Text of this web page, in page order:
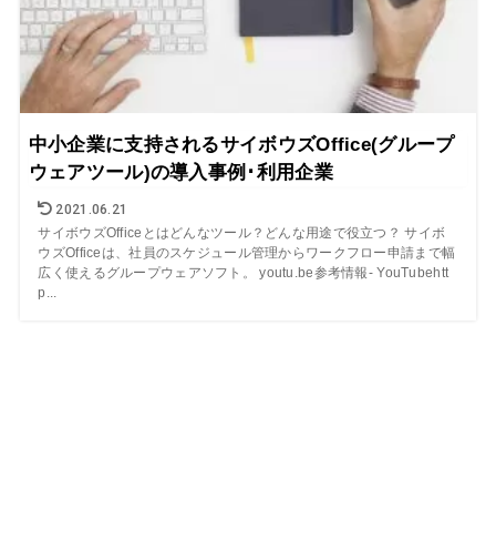
中小企業に支持されるサイボウズOffice(グループ
ウェアツール)の導入事例･利用企業
2021.06.21
サイボウズOfficeとはどんなツール？どんな用途で役立つ？ サイボ
ウズOfficeは、社員のスケジュール管理からワークフロー申請まで幅
広く使えるグループウェアソフト。 youtu.be参考情報- YouTubehtt
p...